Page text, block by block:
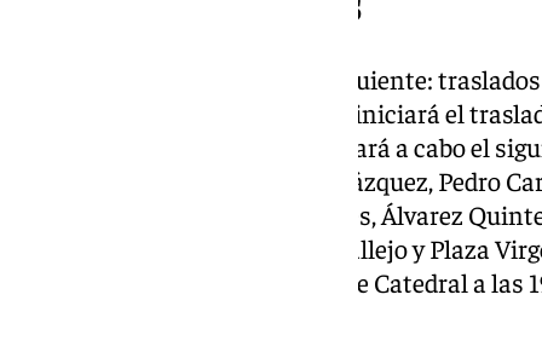
El recorrido y el horario es el siguiente:
Hermandad del Santo Entierro iniciará el
Gregorio a las 18.00 horas y llevará a cabo el
Plaza del Duque, O’Donnell, Velázquez, Pedro
Plaza del Salvador, Entrecárceles, Álvarez
Placentines, Cardenal Amigo Vallejo y Plaza
llegará a la Puerta de los Palos de Catedral a las